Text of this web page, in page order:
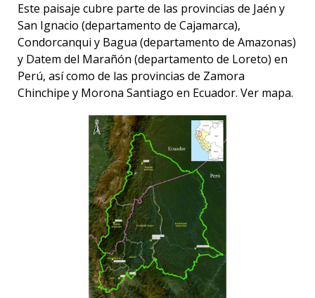
Este paisaje cubre parte de las provincias de Jaén y
San Ignacio (departamento de Cajamarca),
Condorcanqui y Bagua (departamento de Amazonas)
y Datem del Marañón (departamento de Loreto) en
Perú, así como de las provincias de Zamora
Chinchipe y Morona Santiago en Ecuador. Ver mapa.